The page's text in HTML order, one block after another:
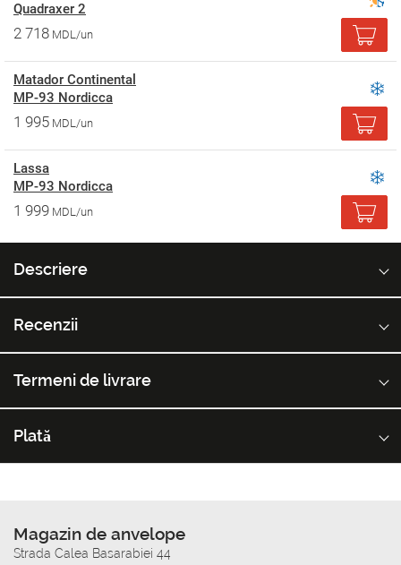
Quadraxer 2
2 718 MDL/un
Matador Continental
MP-93 Nordicca
1 995 MDL/un
Lassa
MP-93 Nordicca
1 999 MDL/un
Descriere
Recenzii
Termeni de livrare
Plată
Magazin de anvelope
Strada Calea Basarabiei 44